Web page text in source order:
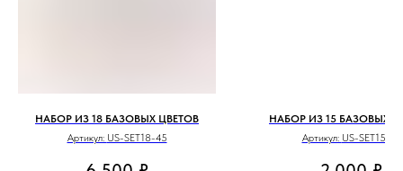
НАБОР ИЗ 18 БАЗОВЫХ ЦВЕТОВ
Артикул: US-SET18-45
НАБОР ИЗ 15 БАЗОВЫХ
Артикул: US-SET15-15